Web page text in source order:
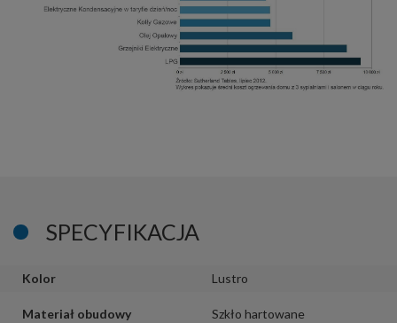
SPECYFIKACJA
Kolor Lustro
Materiał obudowy Szkło hartowane